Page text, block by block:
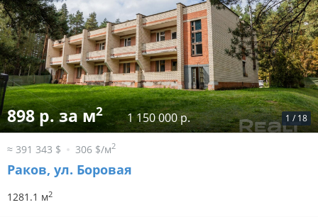
1 / 18
898 р. за м2 1 150 000 р.
≈ 391 343 $ 306 $/м2
Раков, ул. Боровая
1281.1 м2